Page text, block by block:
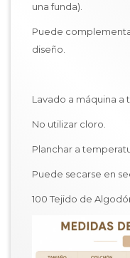
una funda).
Puede
diseño.
Lavado a máquina a
No utilizar cloro.
Planchar a
Puede secarse en
100 Tejido de